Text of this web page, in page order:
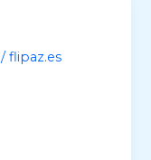
/flipaz.es